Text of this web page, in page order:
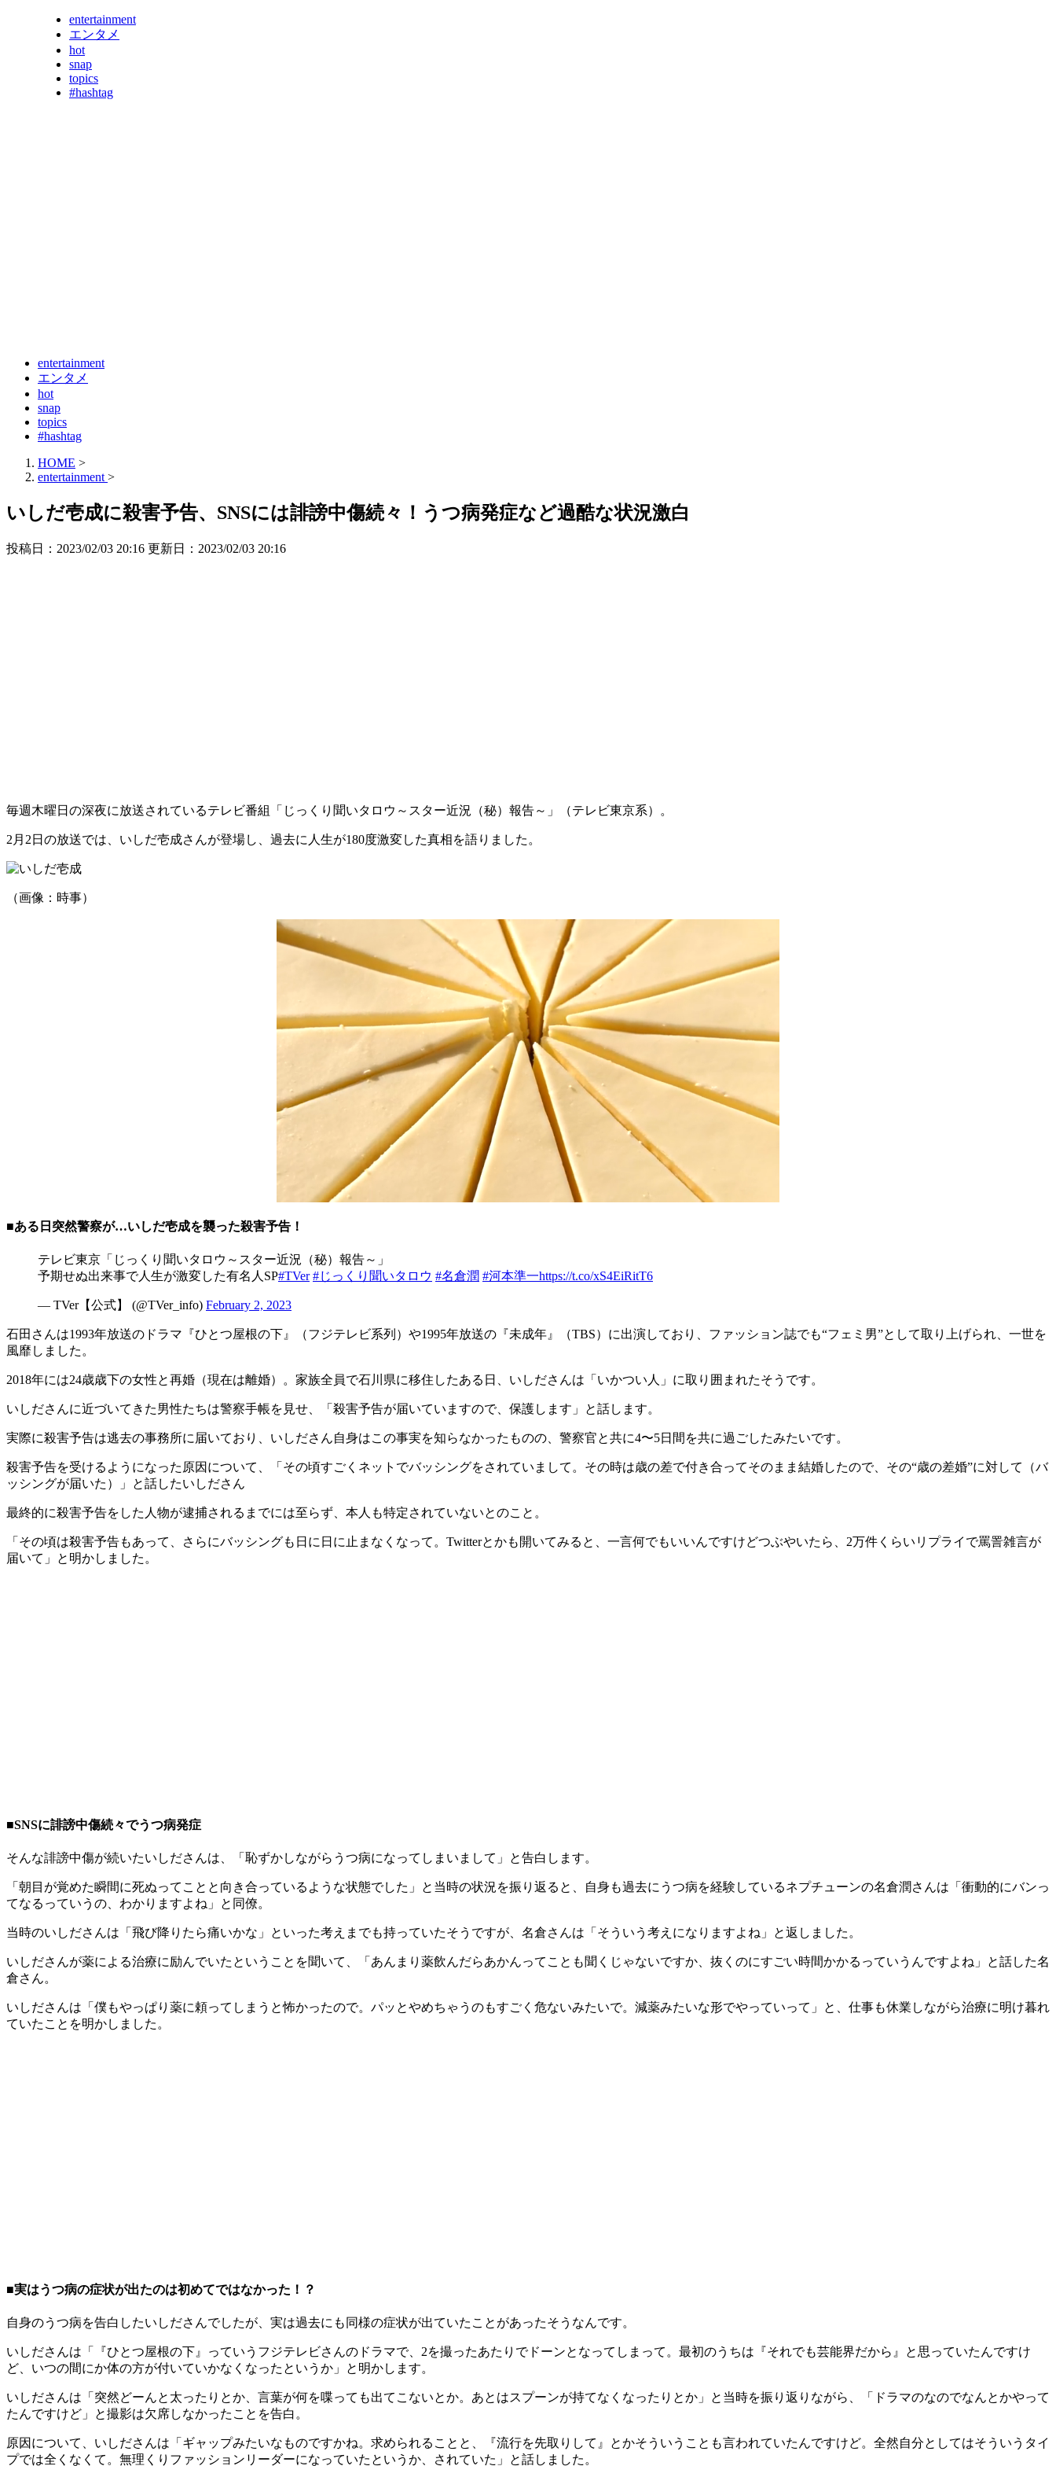
entertainment
エンタメ
hot
snap
topics
#hashtag
entertainment
エンタメ
hot
snap
topics
#hashtag
HOME >
entertainment >
いしだ壱成に殺害予告、SNSには誹謗中傷続々！うつ病発症など過酷な状況激白
投稿日：2023/02/03 20:16 更新日： 2023/02/03 20:16
毎週木曜日の深夜に放送されているテレビ番組「じっくり聞いタロウ～スター近況（秘）報告～」（テレビ東京系）。
2月2日の放送では、いしだ壱成さんが登場し、過去に人生が180度激変した真相を語りました。
（画像：時事）
■ある日突然警察が…いしだ壱成を襲った殺害予告！
テレビ東京「じっくり聞いタロウ～スター近況（秘）報告～」
予期せぬ出来事で人生が激変した有名人SP#TVer #じっくり聞いタロウ #名倉潤 #河本準一https://t.co/xS4EiRitT6
— TVer【公式】 (@TVer_info) February 2, 2023
石田さんは1993年放送のドラマ『ひとつ屋根の下』（フジテレビ系列）や1995年放送の『未成年』（TBS）に出演しており、ファッション誌でも“フェミ男”として取り上げられ、一世を
風靡しました。
2018年には24歳歳下の女性と再婚（現在は離婚）。家族全員で石川県に移住したある日、いしださんは「いかつい人」に取り囲まれたそうです。
いしださんに近づいてきた男性たちは警察手帳を見せ、「殺害予告が届いていますので、保護します」と話します。
実際に殺害予告は逃去の事務所に届いており、いしださん自身はこの事実を知らなかったものの、警察官と共に4〜5日間を共に過ごしたみたいです。
殺害予告を受けるようになった原因について、「その頃すごくネットでバッシングをされていまして。その時は歳の差で付き合ってそのまま結婚したので、その“歳の差婚”に対して（バ
ッシングが届いた）」と話したいしださん
最終的に殺害予告をした人物が逮捕されるまでには至らず、本人も特定されていないとのこと。
「その頃は殺害予告もあって、さらにバッシングも日に日に止まなくなって。Twitterとかも開いてみると、一言何でもいいんですけどつぶやいたら、2万件くらいリプライで罵詈雑言が
届いて」と明かしました。
■SNSに誹謗中傷続々でうつ病発症
そんな誹謗中傷が続いたいしださんは、「恥ずかしながらうつ病になってしまいまして」と告白します。
「朝目が覚めた瞬間に死ぬってことと向き合っているような状態でした」と当時の状況を振り返ると、自身も過去にうつ病を経験しているネプチューンの名倉潤さんは「衝動的にバンっ
てなるっていうの、わかりますよね」と同僚。
当時のいしださんは「飛び降りたら痛いかな」といった考えまでも持っていたそうですが、名倉さんは「そういう考えになりますよね」と返しました。
いしださんが薬による治療に励んでいたということを聞いて、「あんまり薬飲んだらあかんってことも聞くじゃないですか、抜くのにすごい時間かかるっていうんですよね」と話した名
倉さん。
いしださんは「僕もやっぱり薬に頼ってしまうと怖かったので。パッとやめちゃうのもすごく危ないみたいで。減薬みたいな形でやっていって」と、仕事も休業しながら治療に明け暮れ
ていたことを明かしました。
■実はうつ病の症状が出たのは初めてではなかった！？
自身のうつ病を告白したいしださんでしたが、実は過去にも同様の症状が出ていたことがあったそうなんです。
いしださんは「『ひとつ屋根の下』っていうフジテレビさんのドラマで、2を撮ったあたりでドーンとなってしまって。最初のうちは『それでも芸能界だから』と思っていたんですけ
ど、いつの間にか体の方が付いていかなくなったというか」と明かします。
いしださんは「突然どーんと太ったりとか、言葉が何を喋っても出てこないとか。あとはスプーンが持てなくなったりとか」と当時を振り返りながら、「ドラマのなのでなんとかやって
たんですけど」と撮影は欠席しなかったことを告白。
原因について、いしださんは「ギャップみたいなものですかね。求められることと、『流行を先取りして』とかそういうことも言われていたんですけど。全然自分としてはそういうタイ
プでは全くなくて。無理くりファッションリーダーになっていたというか、されていた」と話しました。